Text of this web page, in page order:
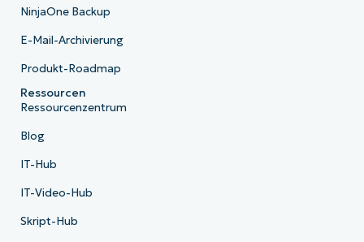
NinjaOne Backup
E-Mail-Archivierung
Produkt-Roadmap
Ressourcen
Ressourcenzentrum
Blog
IT-Hub
IT-Video-Hub
Skript-Hub